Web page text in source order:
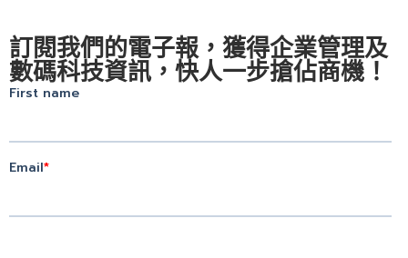
訂閱我們的電子報，獲得企業管理及
數碼科技資訊，快人一步搶佔商機！